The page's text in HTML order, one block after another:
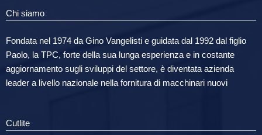
Chi siamo
Fondata nel 1974 da Gino Vangelisti e guidata dal 1992 dal figlio
Paolo, la TPC, forte della sua lunga esperienza e in costante
aggiornamento sugli sviluppi del settore, è diventata azienda
leader a livello nazionale nella fornitura di macchinari nuovi
Cutlite